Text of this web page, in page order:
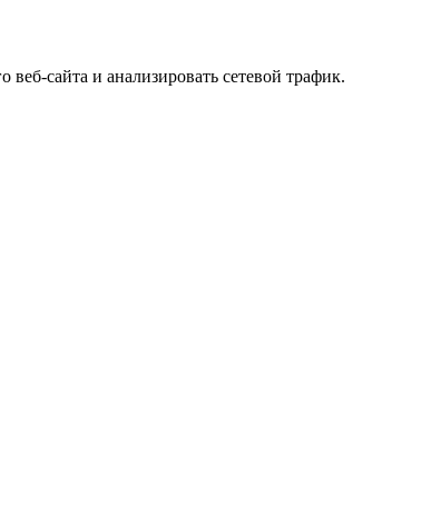
сайта и анализировать сетевой трафик.